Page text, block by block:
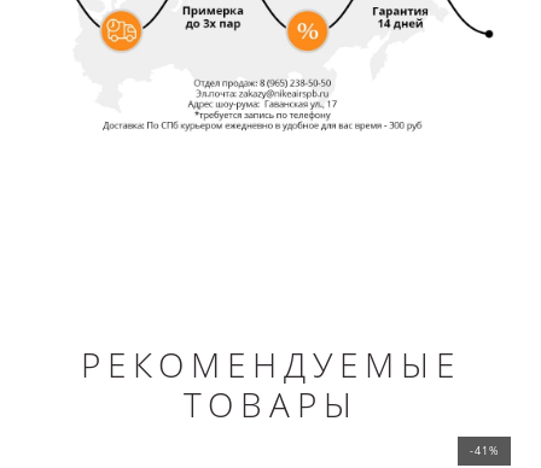
РЕКОМЕНДУЕМЫЕ
ТОВАРЫ
-41%